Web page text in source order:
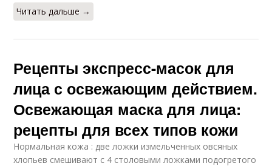
Читать дальше →
Рецепты экспресс-масок для
лица с освежающим действием.
Освежающая маска для лица:
рецепты для всех типов кожи
Нормальная кожа : две ложки измельченных овсяных
хлопьев смешивают с 4 столовыми ложками подогретого